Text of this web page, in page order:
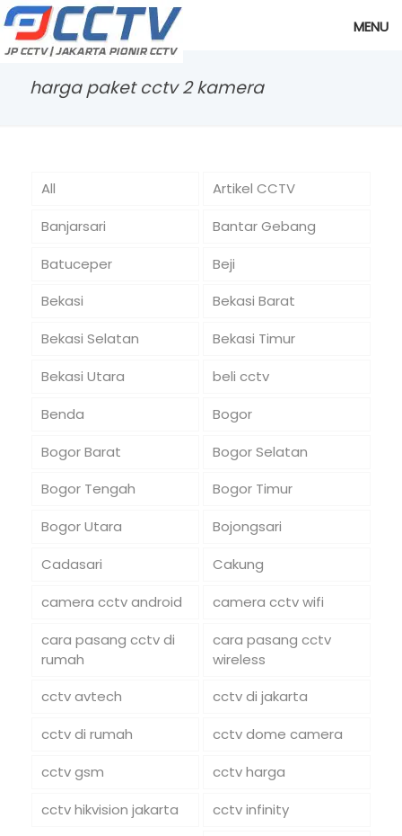
MENU
harga paket cctv 2 kamera
All
Artikel CCTV
Banjarsari
Bantar Gebang
Batuceper
Beji
Bekasi
Bekasi Barat
Bekasi Selatan
Bekasi Timur
Bekasi Utara
beli cctv
Benda
Bogor
Bogor Barat
Bogor Selatan
Bogor Tengah
Bogor Timur
Bogor Utara
Bojongsari
Cadasari
Cakung
camera cctv android
camera cctv wifi
cara pasang cctv di
rumah
cara pasang cctv
wireless
cctv avtech
cctv di jakarta
cctv di rumah
cctv dome camera
cctv gsm
cctv harga
cctv hikvision jakarta
cctv infinity